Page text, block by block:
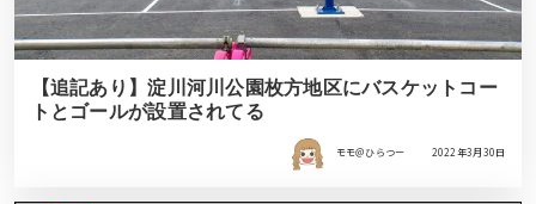
【追記あり】淀川河川公園枚方地区にバスケットコー
トとゴールが設置されてる
モモ＠ひらつー 2022年3月30日